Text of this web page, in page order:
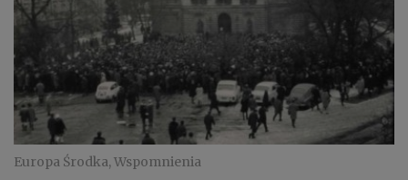
Europa Środka, Wspomnienia